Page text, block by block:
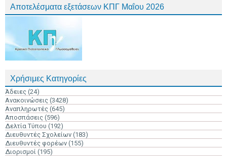
Αποτελέσματα εξετάσεων ΚΠΓ Μαΐου 2026
Χρήσιμες Κατηγορίες
Άδειες (24)
Ανακοινώσεις (3428)
Αναπληρωτές (645)
Αποσπάσεις (596)
Δελτία Τύπου (192)
Διευθυντές Σχολείων (183)
Διευθυντές φορέων (155)
Διορισμοί (195)